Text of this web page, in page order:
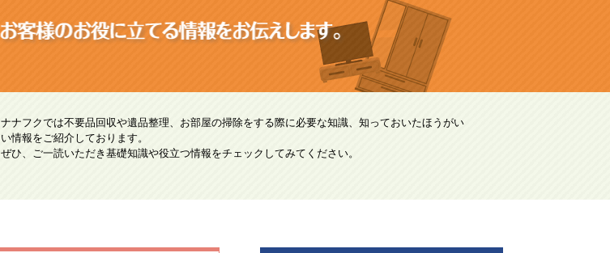
ナナフクでは不要品回収や遺品整理、お部屋の掃除をする際に必要な知識、知っておいたほうがい
い情報をご紹介しております。
ぜひ、ご一読いただき基礎知識や役立つ情報をチェックしてみてください。